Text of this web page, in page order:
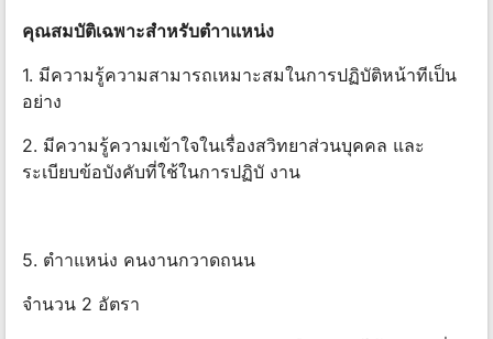
คุณสมบัติเฉพาะสําหรับตําาแหน่ง
1. มีความรู้ความสามารถเหมาะสมในการปฏิบัติหน้าทีเป็น
อย่าง
2. มีความรู้ความเข้าใจในเรื่องสวิทยาส่วนบุคคล และ
ระเบียบข้อบังคับที่ใช้ในการปฏิบั งาน
5. ตําาแหน่ง คนงานกวาดถนน
จํานวน 2 อัตรา